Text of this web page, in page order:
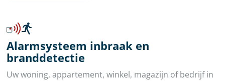
Alarmsysteem inbraak en
branddetectie
Uw woning, appartement, winkel, magazijn of bedrijf in